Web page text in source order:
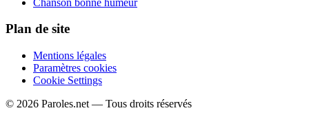
Plan de site
Mentions légales
Paramètres cookies
Cookie Settings
© 2026 Paroles.net — Tous droits réservés